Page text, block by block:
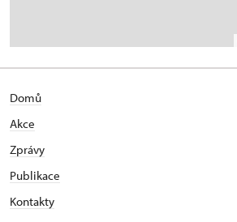
Domů
Akce
Zprávy
Publikace
Kontakty